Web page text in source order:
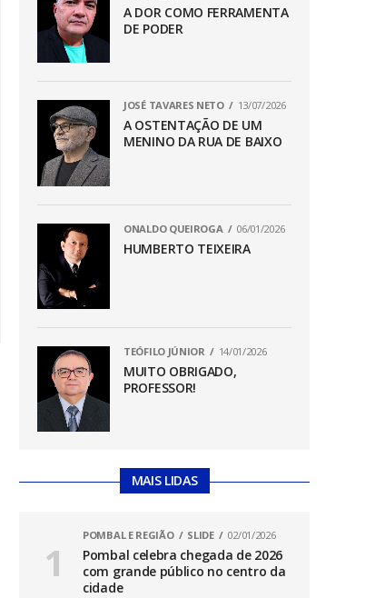
A DOR COMO FERRAMENTA
DE PODER
JOSÉ TAVARES NETO 13/07/2026
A OSTENTAÇÃO DE UM
MENINO DA RUA DE BAIXO
ONALDO QUEIROGA 06/01/2026
HUMBERTO TEIXEIRA
TEÓFILO JÚNIOR 14/01/2026
MUITO OBRIGADO,
PROFESSOR!
MAIS LIDAS
POMBAL E REGIÃO SLIDE 02/01/2026
Pombal celebra chegada de 2026
com grande público no centro da
cidade